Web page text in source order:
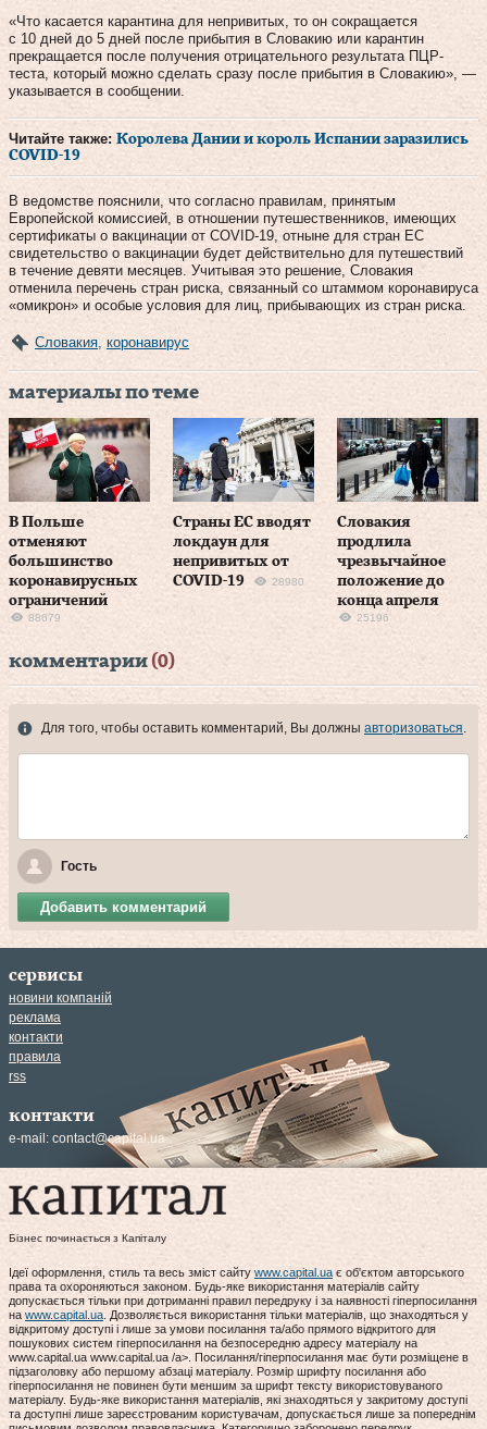
«Что касается карантина для непривитых, то он сокращается
с 10 дней до 5 дней после прибытия в Словакию или карантин
прекращается после получения отрицательного результата ПЦР-
теста, который можно сделать сразу после прибытия в Словакию», —
указывается в сообщении.
Читайте также: Королева Дании и король Испании заразились
COVID-19
В ведомстве пояснили, что согласно правилам, принятым
Европейской комиссией, в отношении путешественников, имеющих
сертификаты о вакцинации от COVID-19, отныне для стран ЕС
свидетельство о вакцинации будет действительно для путешествий
в течение девяти месяцев. Учитывая это решение, Словакия
отменила перечень стран риска, связанный со штаммом коронавируса
«омикрон» и особые условия для лиц, прибывающих из стран риска.
Словакия коронавирус
материалы по теме
В Польше
отменяют
большинство
коронавирусных
ограничений
88679
Страны ЕС вводят
локдаун для
непривитых от
COVID-19
28980
Словакия
продлила
чрезвычайное
положение до
конца апреля
25196
комментарии (0)
Для того, чтобы оставить комментарий, Вы должны авторизоваться.
Гость
Добавить комментарий
сервисы
новини компаній
реклама
контакти
правила
rss
контакти
e-mail: contact@capital.ua
Бізнес починається з Капіталу
Ідеї оформлення, стиль та весь зміст сайту www.capital.uaє об'єктом авторського
права та охороняються законом. Будь-яке використання матеріалів сайту
допускається тільки при дотриманні правил передруку і за наявності гіперпосилання
наwww.capital.ua. Дозволяється використання тільки матеріалів, що знаходяться у
відкритому доступі і лише за умови посилання та/або прямого відкритого для
пошукових систем гіперпосилання на безпосередню адресу матеріалу на
www.capital.ua www.capital.ua /a>. Посилання/гіперпосилання має бути розміщене в
підзаголовку або першому абзаці матеріалу. Розмір шрифту посилання або
гіперпосилання не повинен бути меншим за шрифт тексту використовуваного
матеріалу. Будь-яке використання матеріалів, які знаходяться у закритому доступі
та доступні лише зареєстрованим користувачам, допускається лише за попереднім